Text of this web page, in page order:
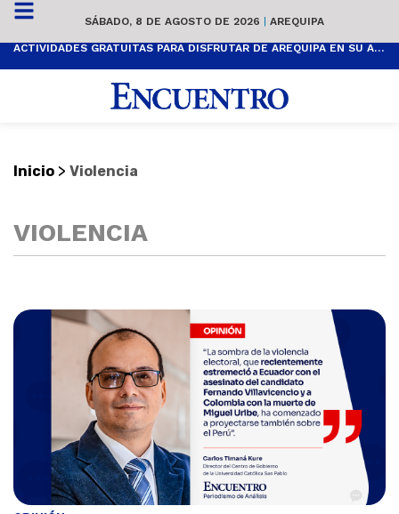
SÁBADO, 8 DE AGOSTO DE 2026 | AREQUIPA
ACTIVIDADES GRATUITAS PARA DISFRUTAR DE AREQUIPA EN SU ANIVERSARIO
Inicio > Violencia
VIOLENCIA